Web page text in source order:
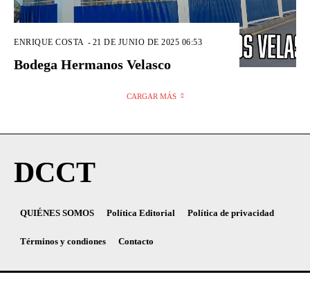
ENRIQUE COSTA - 21 DE JUNIO DE 2025 06:53
Bodega Hermanos Velasco
CARGAR MÁS
DCCT
QUIÉNES SOMOS Política Editorial Política de privacidad
Términos y condiones Contacto